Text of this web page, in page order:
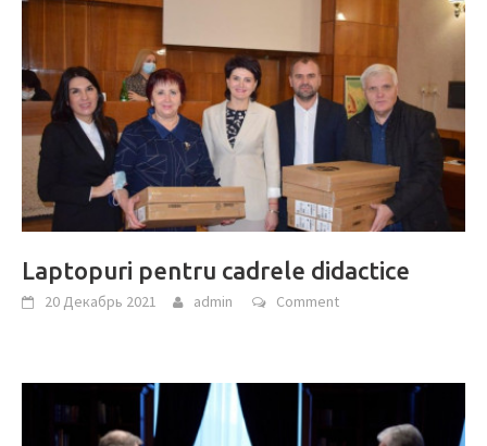
Laptopuri pentru cadrele didactice
20 Декабрь 2021 admin Comment